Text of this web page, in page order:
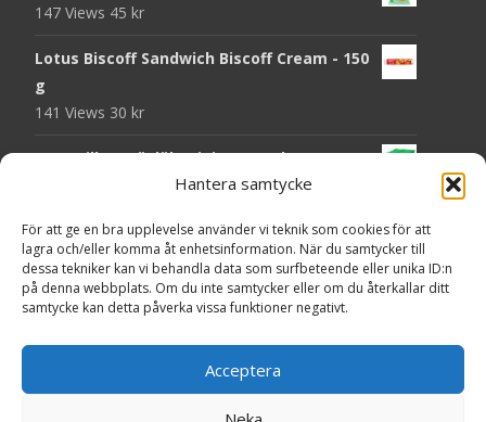
Hantera samtycke
För att ge en bra upplevelse använder vi teknik som cookies för att
lagra och/eller komma åt enhetsinformation. När du samtycker till
dessa tekniker kan vi behandla data som surfbeteende eller unika ID:n
på denna webbplats. Om du inte samtycker eller om du återkallar ditt
samtycke kan detta påverka vissa funktioner negativt.
Acceptera
147 Views 45 kr
Lotus Biscoff Sandwich Biscoff Cream - 150
g
141 Views 30 kr
OLW Dill & Gräslök Mini Storpack - 20 x 40 g
Pringles Hot Kickin' Sour Cream Chips - 160
g
138 Views50kr